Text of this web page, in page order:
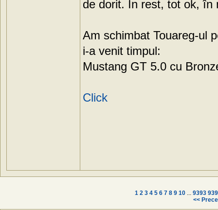
de dorit. În rest, tot ok, în
Am schimbat Touareg-ul
i-a venit timpul:
Mustang GT 5.0 cu
Click
1 2 3 4 5 6 7 8 9 10 ... 9393
<<